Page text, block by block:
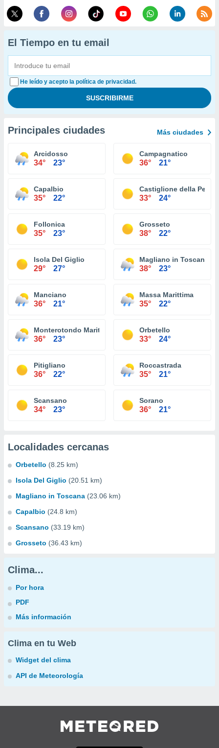
El Tiempo en tu email
He leído y acepto la política de privacidad.
Principales ciudades Más ciudades
Arcidosso
34° 23°
Campagnatico
36° 21°
Capalbio
35° 22°
Castiglione della
33° 24°
Follonica
35° 23°
Grosseto
38° 22°
Isola Del Giglio
29° 27°
Magliano in Toscana
38° 23°
Manciano
36° 21°
Massa Marittima
35° 22°
Monterotondo Marittimo
36° 23°
Orbetello
33° 24°
Pitigliano
36° 22°
Roccastrada
35° 21°
Scansano
34° 23°
Sorano
36° 21°
Localidades cercanas
Orbetello (8.25 km)
Isola Del Giglio (20.51 km)
Magliano in Toscana (23.06 km)
Capalbio (24.8 km)
Scansano (33.19 km)
Grosseto (36.43 km)
Clima...
Por hora
PDF
Más información
Clima en tu Web
Widget del clima
API de Meteorología